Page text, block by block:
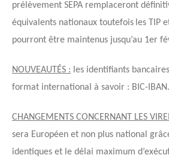
prélèvement SEPA remplaceront
équivalents nationaux toutefois les TIP
pourront être maintenus jusqu’au 1er
NOUVEAUTÉS : les identifiants
format international à savoir : BIC-IBAN.
CHANGEMENTS CONCERNANT LES
sera Européen et non plus national
identiques et le délai maximum